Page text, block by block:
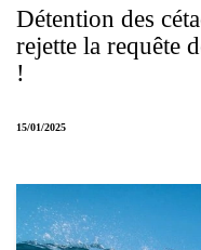
Détention des
rejette la requête
!
15/01/2025